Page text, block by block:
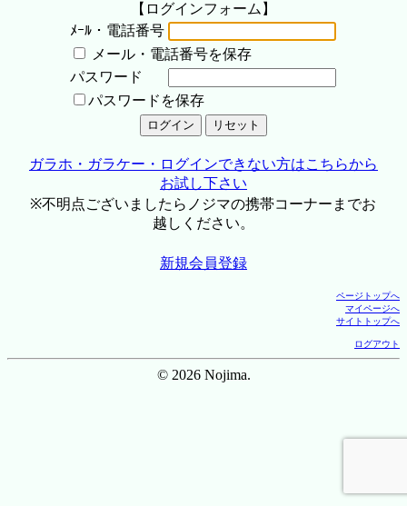
【ログインフォーム】
ﾒｰﾙ・電話番号
メール・電話番号を保存
パスワード
パスワードを保存
ガラホ・ガラケー・ログインできない方はこちらから
お試し下さい
※不明点ございましたらノジマの携帯コーナーまでお
越しください。
新規会員登録
ページトップへ
マイページへ
サイトトップへ
ログアウト
© 2026 Nojima.